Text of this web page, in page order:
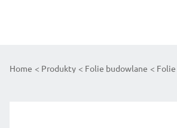
Home Produkty Folie budowlane